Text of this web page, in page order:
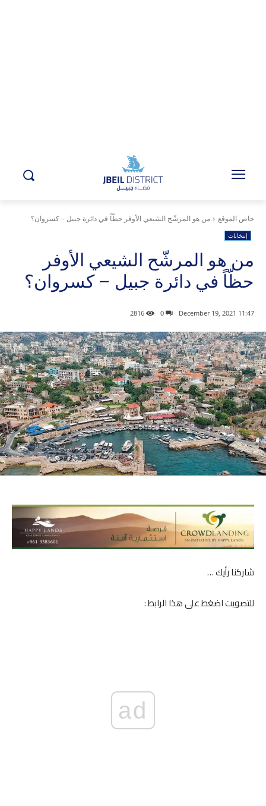
خاص الموقع من هو المرشّح الشيعي الأوفر حظّاً في دائرة جبيل – كسروان؟
إنتخابات
من هو المرشّح الشيعي الأوفر
حظّاً في دائرة جبيل – كسروان؟
11:47 2021 ,December 19
0
2816
شاركنا رأيك …
للتصويت اضغط على هذا الرابط :
ad